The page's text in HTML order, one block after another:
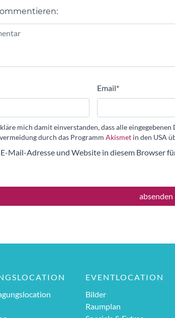
Email*
mich damit einverstanden, dass alle
durch das Programm Akismet in den USA
E-Mail-Adresse und Website in diesem Browser
EVENTLOCATION
Bilder
Raumplan